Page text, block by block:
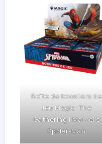
Boîte de boosters de
Jeu Magic: The
Gathering | Marvel’s
Spider-Man